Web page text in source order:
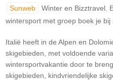
Sunweb
Winter en Bizztravel.
wintersport met groep boek je bij
Italië heeft in de Alpen en
skigebieden, met voldoende
wintersportvakantie door te
skigebieden, kindvriendelijke